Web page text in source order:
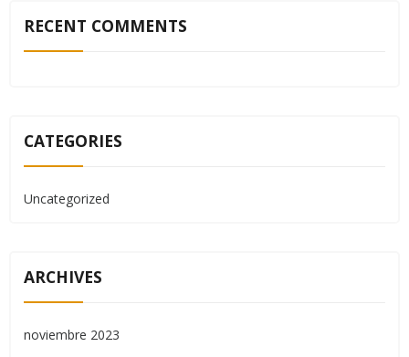
RECENT COMMENTS
CATEGORIES
Uncategorized
ARCHIVES
noviembre 2023